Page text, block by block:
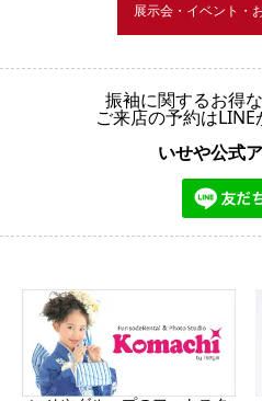
展示会・イベント・
振袖に関するお得
ご来店の予約はLINE
いせや公式